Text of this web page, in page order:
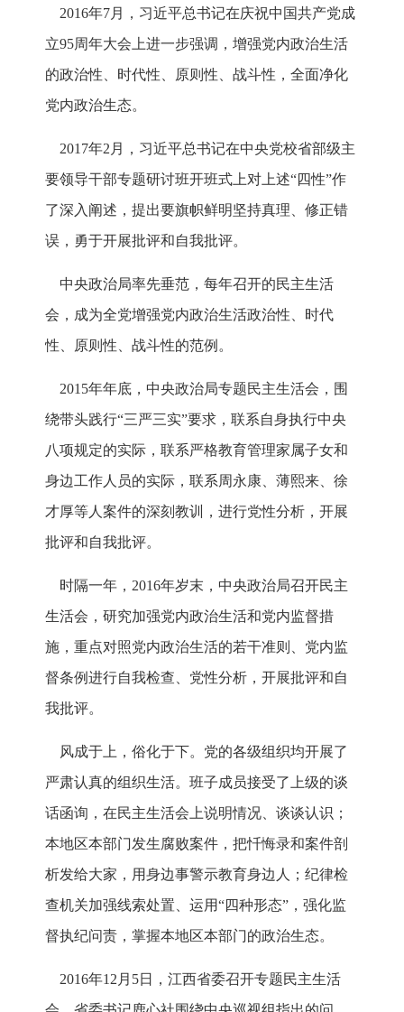
2016年7月，习近平总书记在庆祝中国共产党成
立95周年大会上进一步强调，增强党内政治生活
的政治性、时代性、原则性、战斗性，全面净化
党内政治生态。
2017年2月，习近平总书记在中央党校省部级主
要领导干部专题研讨班开班式上对上述“四性”作
了深入阐述，提出要旗帜鲜明坚持真理、修正错
误，勇于开展批评和自我批评。
中央政治局率先垂范，每年召开的民主生活
会，成为全党增强党内政治生活政治性、时代
性、原则性、战斗性的范例。
2015年年底，中央政治局专题民主生活会，围
绕带头践行“三严三实”要求，联系自身执行中央
八项规定的实际，联系严格教育管理家属子女和
身边工作人员的实际，联系周永康、薄熙来、徐
才厚等人案件的深刻教训，进行党性分析，开展
批评和自我批评。
时隔一年，2016年岁末，中央政治局召开民主
生活会，研究加强党内政治生活和党内监督措
施，重点对照党内政治生活的若干准则、党内监
督条例进行自我检查、党性分析，开展批评和自
我批评。
风成于上，俗化于下。党的各级组织均开展了
严肃认真的组织生活。班子成员接受了上级的谈
话函询，在民主生活会上说明情况、谈谈认识；
本地区本部门发生腐败案件，把忏悔录和案件剖
析发给大家，用身边事警示教育身边人；纪律检
查机关加强线索处置、运用“四种形态”，强化监
督执纪问责，掌握本地区本部门的政治生态。
2016年12月5日，江西省委召开专题民主生活